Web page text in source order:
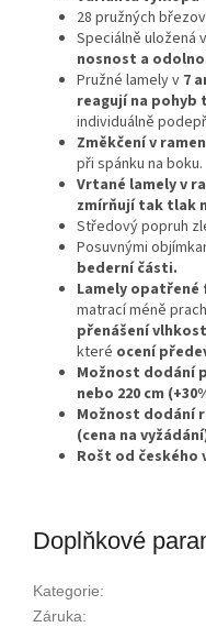
28 pružných
Speciálně uložená
nosnost a
Pružné lamely v 7
reagují na pohyb
individuálně
Změkčení v
při spánku na boku.
Vrtané lamely v
zmírňují tak tlak
Středový popruh
Posuvnými
bederní části.
Lamely
matrací méně
přenášení
které ocení
Možnost dodání
nebo 220 cm
Možnost dodání
(cena na
Rošt od českého
Doplňkové
Kategorie:
Záruka: